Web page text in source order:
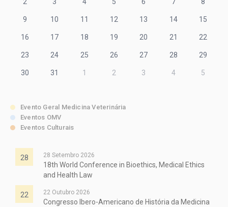
9 10 11 12 13 14 15
16 17 18 19 20 21 22
23 24 25 26 27 28 29
30 31 1 2 3 4 5
Evento Geral Medicina Veterinária
Eventos OMV
Eventos Culturais
28 28 Setembro 2026
18th World Conference in Bioethics, Medical Ethics
and Health Law
22 22 Outubro 2026
Congresso Ibero-Americano de História da Medicina